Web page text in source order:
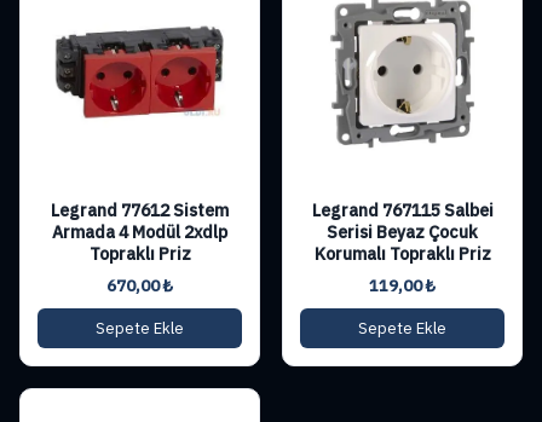
Legrand 77612 Sistem
Armada 4 Modül 2xdlp
Topraklı Priz
670,00₺
Sepete Ekle
Legrand 767115 Salbei
Serisi Beyaz Çocuk
Korumalı Topraklı Priz
119,00₺
Sepete Ekle